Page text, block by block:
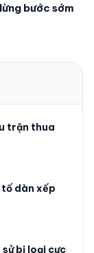
bước sớm
trận thua
tố dàn xếp
sử bị loại cực